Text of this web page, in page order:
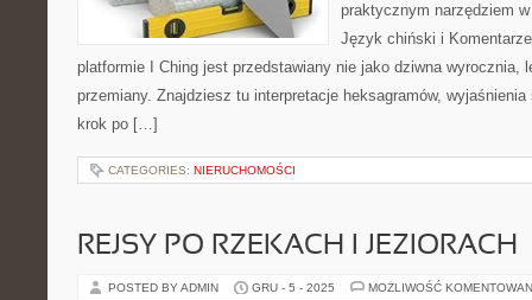
praktycznym narzędziem
Język chiński i
platformie I Ching jest przedstawiany nie jako dziwna wyrocznia,
przemiany. Znajdziesz tu interpretacje heksagramów,
krok po […]
CATEGORIES: NIERUCHOMOŚCI
REJSY PO RZEKACH I JEZIORACH
POSTED BY ADMIN GRU - 5 - 2025 MOŻLIWOŚĆ